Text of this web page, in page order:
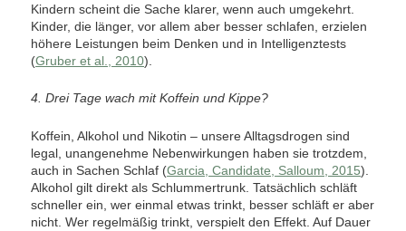
Kindern scheint die Sache klarer, wenn auch umgekehrt.
Kinder, die länger, vor allem aber besser schlafen, erzielen
höhere Leistungen beim Denken und in Intelligenztests
(Gruber et al., 2010).
4. Drei Tage wach mit Koffein und Kippe?
Koffein, Alkohol und Nikotin – unsere Alltagsdrogen sind
legal, unangenehme Nebenwirkungen haben sie trotzdem,
auch in Sachen Schlaf (Garcia, Candidate, Salloum, 2015).
Alkohol gilt direkt als Schlummertrunk. Tatsächlich schläft
schneller ein, wer einmal etwas trinkt, besser schläft er aber
nicht. Wer regelmäßig trinkt, verspielt den Effekt. Auf Dauer